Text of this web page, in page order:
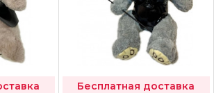
Бесплатная доставка